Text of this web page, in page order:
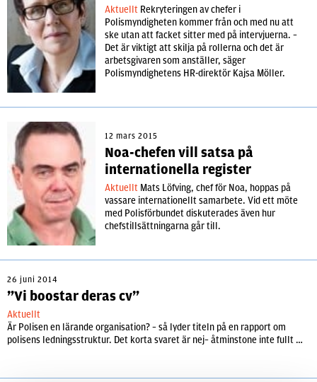
Aktuellt Rekryteringen av chefer i
Polismyndigheten kommer från och med nu att
ske utan att facket sitter med på intervjuerna. –
Det är viktigt att skilja på rollerna och det är
arbetsgivaren som anställer, säger
Polismyndighetens HR-direktör Kajsa Möller.
12 mars 2015
Noa-chefen vill satsa på
internationella register
Aktuellt Mats Löfving, chef för Noa, hoppas på
vassare internationellt samarbete. Vid ett möte
med Polisförbundet diskuterades även hur
chefstillsättningarna går till.
26 juni 2014
”Vi boostar deras cv”
Aktuellt
Är Polisen en lärande organisation? – så lyder titeln på en rapport om
polisens ledningsstruktur. Det korta svaret är nej– åtminstone inte fullt …